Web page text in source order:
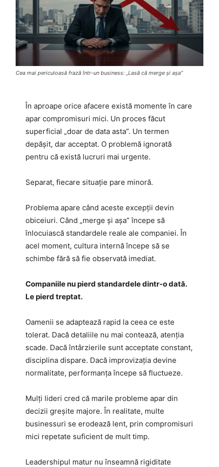
Cea mai periculoasă frază într-un business: „Lasă că merge și așa”
În aproape orice afacere există momente în care
apar compromisuri mici. Un proces făcut
superficial „doar de data asta”. Un termen
depășit, dar acceptat. O problemă ignorată
pentru că există lucruri mai urgente.
Separat, fiecare situație pare minoră.
Problema apare când aceste excepții devin
obiceiuri. Când „merge și așa” începe să
înlocuiască standardele reale ale companiei. În
acel moment, cultura internă începe să se
schimbe fără să fie observată imediat.
Companiile nu pierd standardele dintr-o dată.
Le pierd treptat.
Oamenii se adaptează rapid la ceea ce este
tolerat. Dacă detaliile nu mai contează, atenția
scade. Dacă întârzierile sunt acceptate constant,
disciplina dispare. Dacă improvizația devine
normalitate, performanța începe să fluctueze.
Mulți lideri cred că marile probleme apar din
decizii greșite majore. În realitate, multe
businessuri se erodează lent, prin compromisuri
mici repetate suficient de mult timp.
Leadershipul matur nu înseamnă rigiditate